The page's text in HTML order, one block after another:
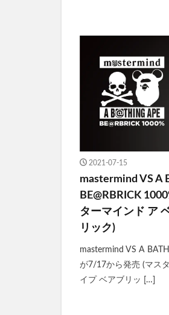
2021-07-15
mastermind VS A
BE@RBRICK
ターマインド ア
リック)
mastermind VS A
が7/17から発売 (マス
イプ ベアブリッ […]